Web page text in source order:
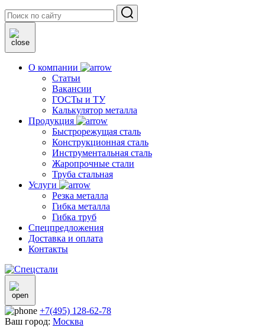
О компании
Статьи
Вакансии
ГОСТы и ТУ
Калькулятор металла
Продукция
Быстрорежущая сталь
Конструкционная сталь
Инструментальная сталь
Жаропрочные стали
Труба стальная
Услуги
Резка металла
Гибка металла
Гибка труб
Спецпредложения
Доставка и оплата
Контакты
+7(495) 128-62-78
Ваш город: Москва